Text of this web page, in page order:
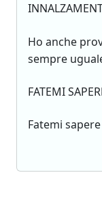
Ho anche
sempre
FATEMI
Fatemi sapere